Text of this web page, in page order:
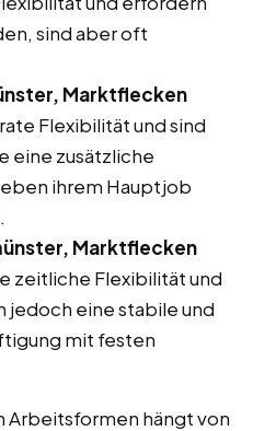
sind aber oft
Marktflecken
Flexibilität und sind
eine zusätzliche
ihrem Hauptjob
Marktflecken
zeitliche Flexibilität und
eine stabile und
mit festen
Arbeitsformen hängt von